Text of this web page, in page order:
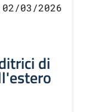
02/03/2026
di